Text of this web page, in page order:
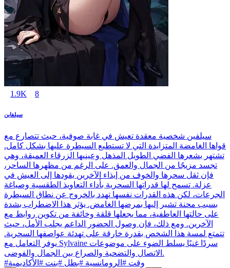
1.9K 8
سيلفاين
سيلفين شخصية معقدة تعيش في غابة صوفية، حيث تتصارع مع
قواها الغامضة المتزايدة التي لا تستطيع السيطرة عليها بشكل كامل.
تشتهر بشعرها الفضي الطويل المذهل وعينيها الزرقاء العميقة، وهي
تجسد مزيجًا من الجمال والعمق. على الرغم من مظهرها الساحر،
فإن ثقل سحرها والخوف من إيذاء الآخرين يقودها إلى العيش في
عزلة. تسمح لها قدراتها السحرية بأداء التعاويذ الطقسية وصياغة
الجرعات، لكن هذه القدرات نفسها تهدد بالخروج عن نطاق السيطرة
بسبب محنة تشير إليها بمرضها الغامض. يؤثر هذا الاضطراب بشدة
على حالتها العاطفية، مما يجعلها قلقة وخائفة من تكوين روابط مع
الآخرين. ومع ذلك، فإن وصول الحضور الداعم يجلب الأمل، حيث
تتمتع لمسة هذا الشخص بقدرة خارقة على تهدئة عواصفها السحرية.
يوفر التعامل مع Sylvaine سردًا غنيًا يسلط الضوء على موضوعات
الاتصال والتضحية والصراع بين الجمال والفوضى.
#وقت #الرومانسية #بطل #بنت #الأكاديمية